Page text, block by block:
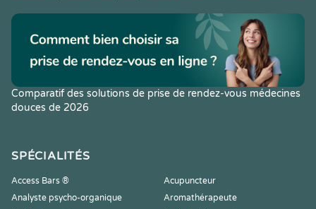
Comparatif des solutions de prise de rendez-vous médecines
douces de 2026
SPÉCIALITÉS
Access Bars ®
Acupuncteur
Analyste psycho-organique
Aromathérapeute